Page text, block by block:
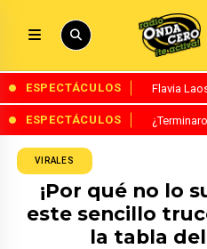
ESPECTÁCULOS Flavia
ESPECTÁCULOS
VIRALES
¡Por qué no lo
este sencillo
la tabla del